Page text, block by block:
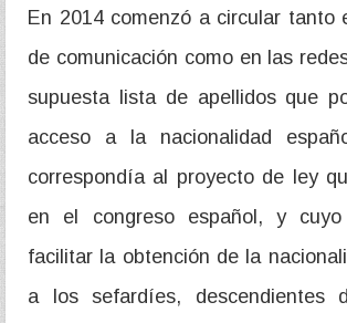
En 2014 comenzó a circular tanto
de comunicación como en las
supuesta lista de apellidos que
acceso a la nacionalidad
correspondía al proyecto de ley
en el congreso español, y
facilitar la obtención de la
a los sefardíes, descendientes